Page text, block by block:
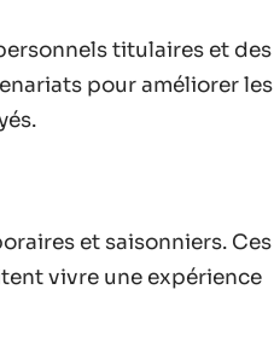
titulaires et des
pour améliorer les
et saisonniers. Ces
vivre une expérience